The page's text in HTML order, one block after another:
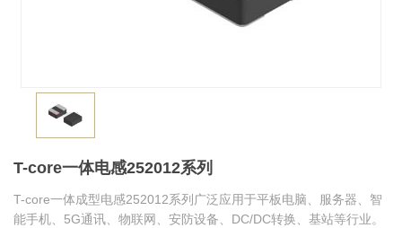
T-core一体电感252012系列
T-core一体成型电感252012系列广泛应用于平板电脑、服务器、智
能手机、5G通讯、物联网、安防设备、DC/DC转换、基站等行业。